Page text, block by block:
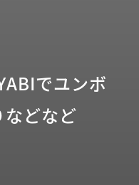
でユンボ
どなど